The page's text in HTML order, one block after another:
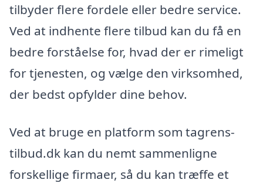
tilbyder flere fordele eller bedre service.
Ved at indhente flere tilbud kan du få en
bedre forståelse for, hvad der er rimeligt
for tjenesten, og vælge den virksomhed,
der bedst opfylder dine behov.
Ved at bruge en platform som tagrens-
tilbud.dk kan du nemt sammenligne
forskellige firmaer, så du kan træffe et